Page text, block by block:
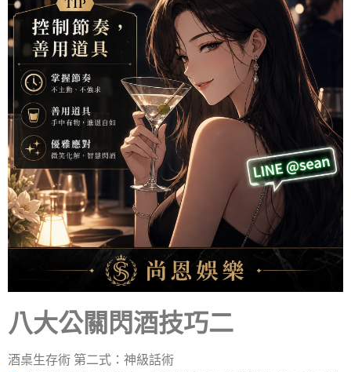
八大公關閃酒技巧二
酒桌生存術 第二式：神級話術